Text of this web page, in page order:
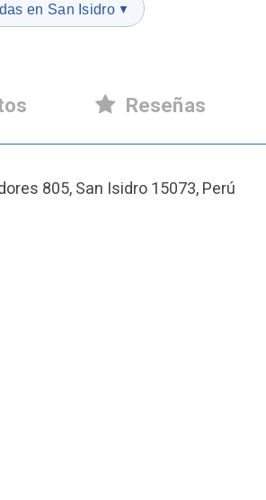
en San Isidro ▼
Reseñas
805, San Isidro 15073, Perú